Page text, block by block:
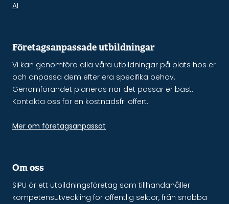
AI
Företagsanpassade utbildningar
Vi kan genomföra alla våra utbildningar på plats hos er
och anpassa dem efter era specifika behov.
Genomförandet planeras när det passar er bäst.
Kontakta oss för en kostnadsfri offert.
Mer om företagsanpassat
Om oss
SIPU är ett utbildningsföretag som tillhandahåller
kompetensutveckling för offentlig sektor, från snabba